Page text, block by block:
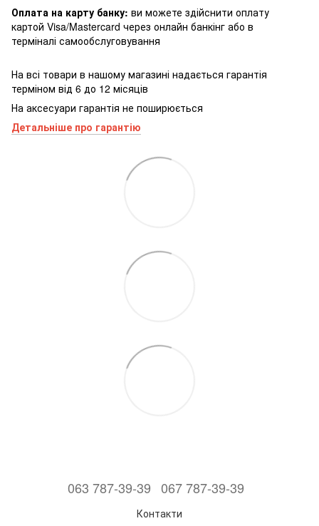
Оплата на карту банку: ви можете здійснити оплату
картой Visa/Mastercard через онлайн банкінг або в
терміналі самообслуговування
На всі товари в нашому магазині надається гарантія
терміном від 6 до 12 місяців
На аксесуари гарантія не поширюється
Детальніше про гарантію
063 787-39-39 067 787-39-39
Контакти